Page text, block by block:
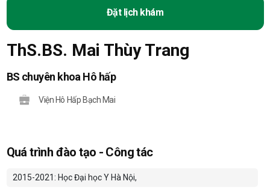
Đặt lịch khám
ThS.BS. Mai Thùy Trang
BS chuyên khoa Hô hấp
Viện Hô Hấp Bạch Mai
Quá trình đào tạo - Công tác
2015-2021: Học Đại học Y Hà Nội,